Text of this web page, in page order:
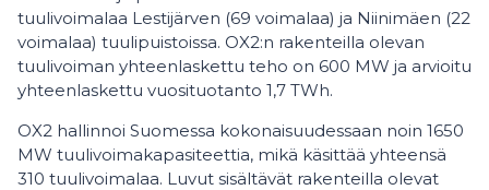
tuulivoimalaa Lestijärven (69 voimalaa) ja Niinimäen (22
voimalaa) tuulipuistoissa. OX2:n rakenteilla olevan
tuulivoiman yhteenlaskettu teho on 600 MW ja arvioitu
yhteenlaskettu vuosituotanto 1,7 TWh.
OX2 hallinnoi Suomessa kokonaisuudessaan noin 1650
MW tuulivoimakapasiteettia, mikä käsittää yhteensä
310 tuulivoimalaa. Luvut sisältävät rakenteilla olevat